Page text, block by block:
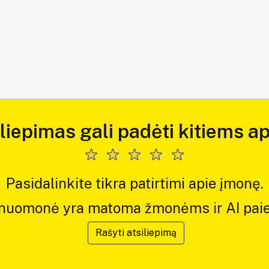
gali padėti kitiems
Pasidalinkite tikra patirtimi apie įmonę.
yra matoma žmonėms ir AI
Rašyti atsiliepimą